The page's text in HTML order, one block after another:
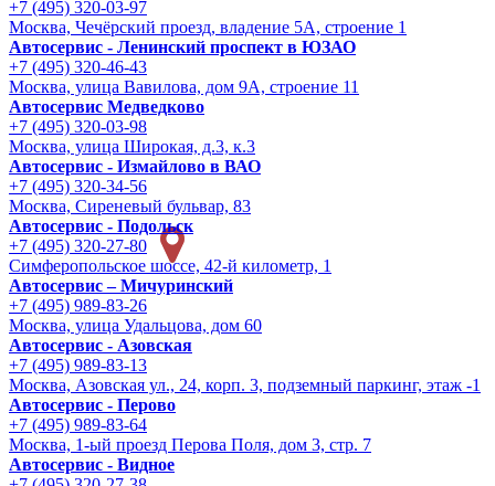
+7 (495) 320-03-97
Москва, Чечёрский проезд, владение 5А, строение 1
Автосервис - Ленинский проспект в ЮЗАО
+7 (495) 320-46-43
Москва, улица Вавилова, дом 9A, строение 11
Автосервис Медведково
+7 (495) 320-03-98
Москва, улица Широкая, д.3, к.3
Автосервис - Измайлово в ВАО
+7 (495) 320-34-56
Москва, Сиреневый бульвар, 83
Автосервис - Подольск
+7 (495) 320-27-80
Симферопольское шоссе, 42-й километр, 1
Автосервис – Мичуринский
+7 (495) 989-83-26
Москва, улица Удальцова, дом 60
Автосервис - Азовская
+7 (495) 989-83-13
Москва, Азовская ул., 24, корп. 3, подземный паркинг, этаж -1
Автосервис - Перово
+7 (495) 989-83-64
Москва, 1-ый проезд Перова Поля, дом 3, стр. 7
Автосервис - Видное